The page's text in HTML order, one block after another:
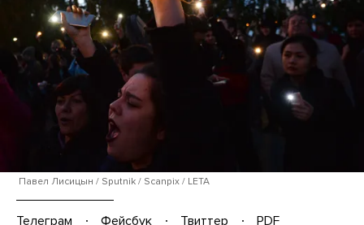
Павел Лисицын / Sputnik / Scanpix / LETA
Телеграм Фейсбук Твиттер
PDF